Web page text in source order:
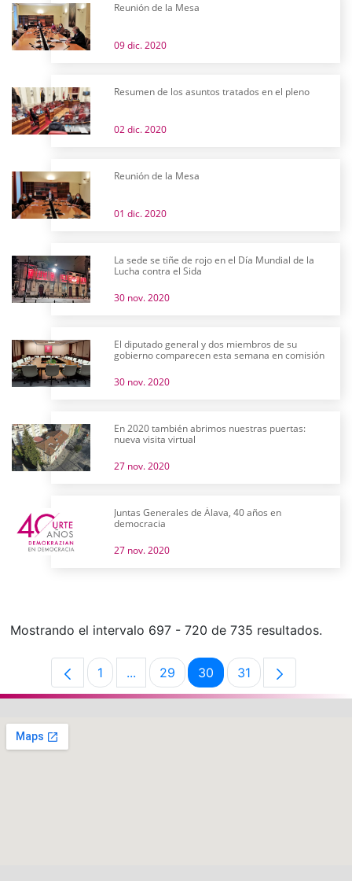
Reunión de la Mesa
09 dic. 2020
Resumen de los asuntos tratados en el pleno
02 dic. 2020
Reunión de la Mesa
01 dic. 2020
La sede se tiñe de rojo en el Día Mundial de la
Lucha contra el Sida
30 nov. 2020
El diputado general y dos miembros de su
gobierno comparecen esta semana en comisión
30 nov. 2020
En 2020 también abrimos nuestras puertas:
nueva visita virtual
27 nov. 2020
Juntas Generales de Álava, 40 años en
democracia
27 nov. 2020
Mostrando el intervalo 697 - 720 de 735 resultados.
Página
1 ...Páginas intermedias Use TAB para
Página
29 Página
30 Página
31